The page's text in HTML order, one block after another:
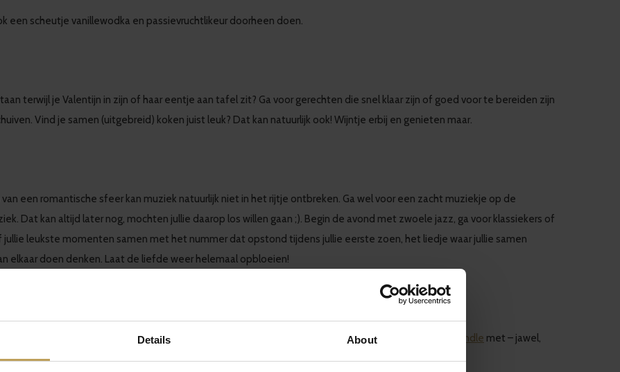
Details About
een scheutje vanillewodka en passievruchtlikeur doorheen doen.
terwijl je Valentijn in zijn of haar eentje aan tafel zit? Ga voor gerechten die snel klaar zijn of goed voor te bereiden zijn
Vind je samen (uitgebreid) koken juist leuk? Dat kan natuurlijk ook! Wijntje erbij en genieten maar.
een romantische sfeer kan muziek natuurlijk niet in het rijtje ontbreken. Ga wel voor een zacht muziekje op de
Dat kan altijd later nog, mochten jullie daarop los willen gaan ;). Begin de avond met zwoele jazz, ga voor klassiekers of
jullie leukste momenten samen met het nummer dat opstond tijdens jullie eerste zoen, het liedje waar jullie samen
elkaar doen denken. Laat de liefde weer helemaal opbloeien!
mooie nieuwe lingerie, een toy om samen uit te proberen in bed of onze Charging my chi bundle met – jawel,
en vlam te zetten!